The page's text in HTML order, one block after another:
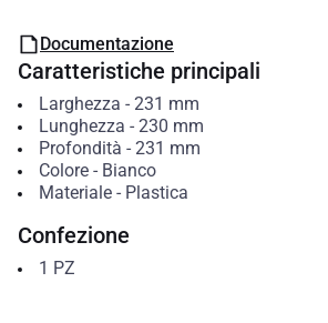
Documentazione
Caratteristiche principali
Larghezza - 231 mm
Lunghezza - 230 mm
Profondità - 231 mm
Colore- Bianco
Materiale- Plastica
Confezione
1 PZ